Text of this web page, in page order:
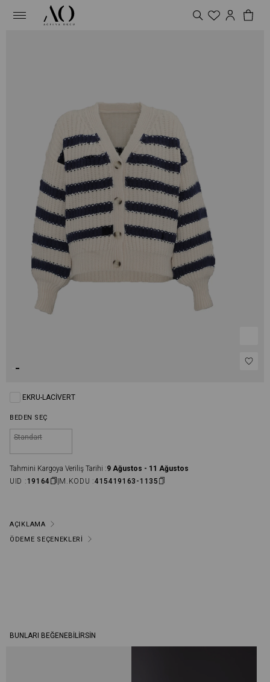
EKRU-LACIVERT
BEDEN SEÇ
Standart
Tahmini Kargoya Veriliş Tarihi :9 Ağustos - 11 Ağustos
UID :19164 M.KODU :415419163-1135
AÇIKLAMA
ÖDEME SEÇENEKLERI
BUNLARI BEĞENEBILIRSIN